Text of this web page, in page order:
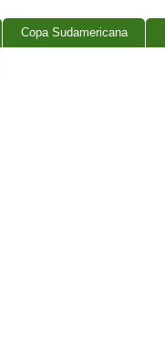
Copa Sudamericana